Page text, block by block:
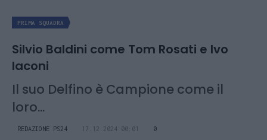
PRIMA SQUADRA
Silvio Baldini come Tom Rosati e Ivo
Iaconi
Il suo Delfino è Campione come il
loro...
REDAZIONE PS24 17.12.2024 00:01 0